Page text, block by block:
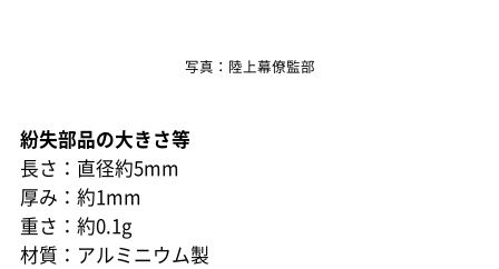
写真：陸上幕僚監部
紛失部品の大きさ等
長さ：直径約5mm
厚み：約1mm
重さ：約0.1g
材質：アルミニウム製